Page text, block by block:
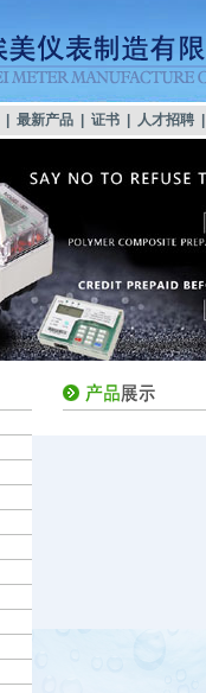
最新产品 证书 人才招聘